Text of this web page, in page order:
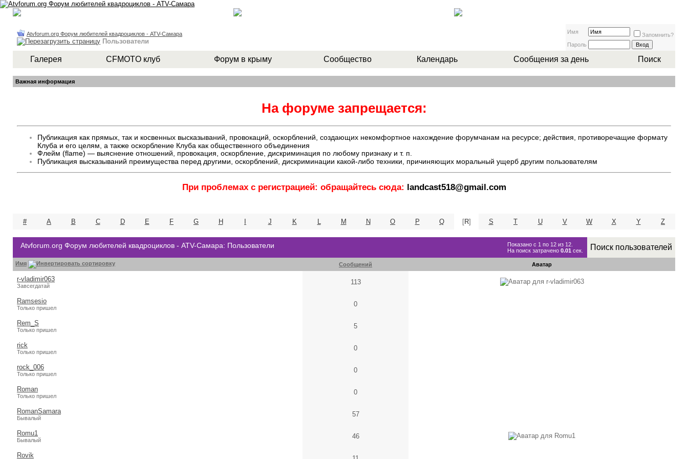
Atvforum.org Форум любителей квадроциклов - ATV-Самара
Пользователи
Имя
Запомнить?
Пароль
Галерея CFMOTO клуб Форум в крыму Сообщество Календарь Сообщения за день Поиск
Важная информация
На форуме запрещается:
Публикация как прямых, так и косвенных высказываний, провокаций, оскорблений, создающих некомфортное нахождение форумчанам на ресурсе; действия, противоречащие формату
Клуба и его целям, а также оскорбление Клуба как общественного объединения
Флейм (flame) — выяснение отношений, провокация, оскорбление, дискриминация по любому признаку и т. п.
Публикация высказываний преимущества перед другими, оскорблений, дискриминации какой-либо техники, причиняющих моральный ущерб другим пользователям
При проблемах с регистрацией: обращайтесь сюда: landcast518@gmail.com
# A B C D E F G H J K L M N O P Q [R] S T U V W X Y Z
Показано с 1 по 12 из 12.
На поиск затрачено 0.01 сек.
Atvforum.org Форум любителей квадроциклов - ATV-Самара: Пользователи Поиск пользователей
Имя Сообщений Аватар
r-vladimir063
Завсегдатай 113
Ramsesio
Только пришел 0
Rem_S
Только пришел 5
rick
Только пришел 0
rock_006
Только пришел 0
Roman
Только пришел 0
RomanSamara
Бывалый 57
Romu1
Бывалый 46
Rovik